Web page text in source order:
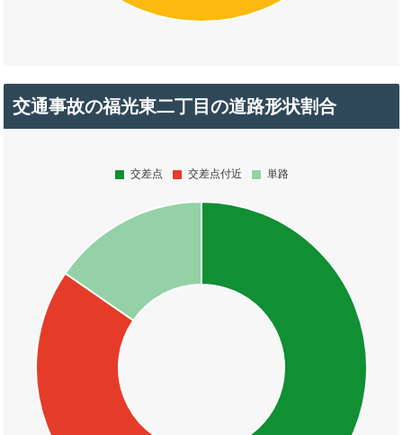
交通事故の福光東二丁目の道路形状割合